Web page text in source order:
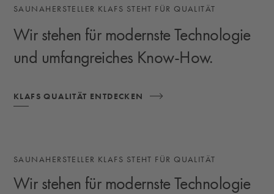
SAUNAHERSTELLER KLAFS STEHT FÜR QUALITÄT
Wir stehen für modernste Technologie
und umfangreiches Know-How.
KLAFS QUALITÄT ENTDECKEN
SAUNAHERSTELLER KLAFS STEHT FÜR QUALITÄT
Wir stehen für modernste Technologie